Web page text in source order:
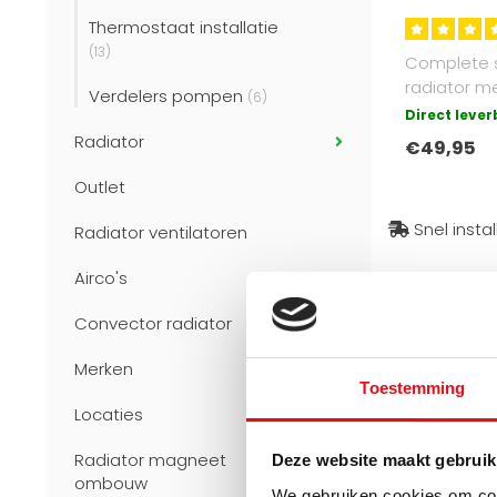
Toestemming
Deze website maakt
Thermostaat installatie
(13)
Verdelers pompen (6)
Radiator
Outlet
Radiator ventilatoren
Airco's
Convector radiator
Merken
Locaties
Radiator magneet
ombouw
Complete
radiator
aan te
z..
Direct
€49,95
Snel